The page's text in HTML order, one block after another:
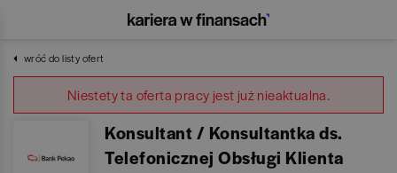
wróć do listy ofert
Niestety ta oferta pracy jest już nieaktualna.
Konsultant / Konsultantka ds.
Telefonicznej Obsługi Klienta